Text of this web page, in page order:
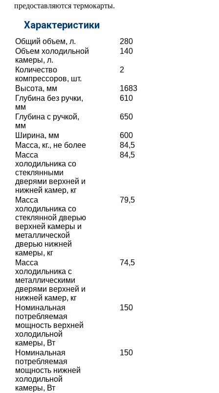
предоставляются термокарты.
Характеристики
Общий объем, л.
280
Объем холодильной
камеры, л.
140
Количество
компрессоров, шт.
2
Высота, мм
1683
Глубина без ручки,
мм
610
Глубина с ручкой,
мм
650
Ширина, мм
600
Масса, кг., не более
84,5
Масса
холодильника со
стеклянными
дверями верхней и
нижней камер, кг
84,5
Масса
холодильника со
стеклянной дверью
верхней камеры и
металлической
дверью нижней
камеры, кг
79,5
Масса
холодильника с
металлическими
дверями верхней и
нижней камер, кг
74,5
Номинальная
потребляемая
мощность верхней
холодильной
камеры, Вт
150
Номинальная
потребляемая
мощность нижней
холодильной
камеры, Вт
150